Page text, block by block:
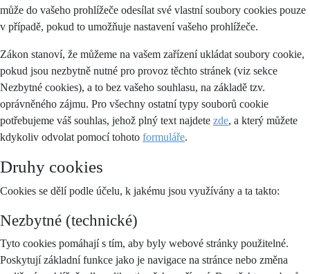
může do vašeho prohlížeče odesílat své vlastní soubory cookies pouze
v případě, pokud to umožňuje nastavení vašeho prohlížeče.
Zákon stanoví, že můžeme na vašem zařízení ukládat soubory cookie,
pokud jsou nezbytně nutné pro provoz těchto stránek (viz sekce
Nezbytné cookies), a to bez vašeho souhlasu, na základě tzv.
oprávněného zájmu. Pro všechny ostatní typy souborů cookie
potřebujeme váš souhlas, jehož plný text najdete zde, a který můžete
kdykoliv odvolat pomocí tohoto formuláře.
Druhy cookies
Cookies se dělí podle účelu, k jakému jsou využívány a ta takto:
Nezbytné (technické)
Tyto cookies pomáhají s tím, aby byly webové stránky použitelné.
Poskytují základní funkce jako je navigace na stránce nebo změna